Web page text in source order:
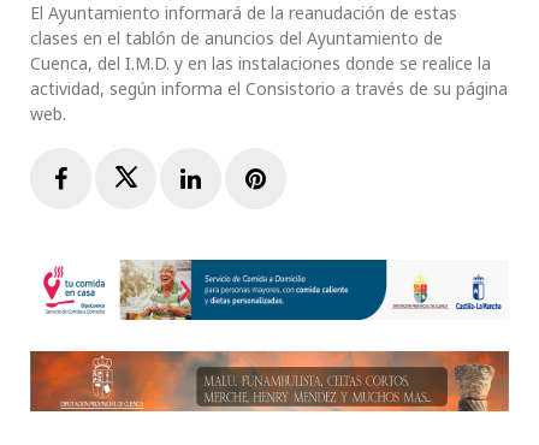
El Ayuntamiento informará de la reanudación de estas
clases en el tablón de anuncios del Ayuntamiento de
Cuenca, del I.M.D. y en las instalaciones donde se realice la
actividad, según informa el Consistorio a través de su página
web.
FacebookTwitterLinkedInPinterest